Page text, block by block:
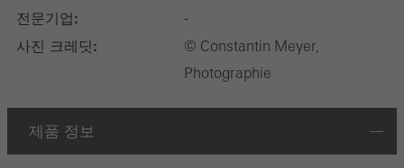
전문기업: -
사진 크레딧:
© Constantin Meyer,
Photographie
제품 정보